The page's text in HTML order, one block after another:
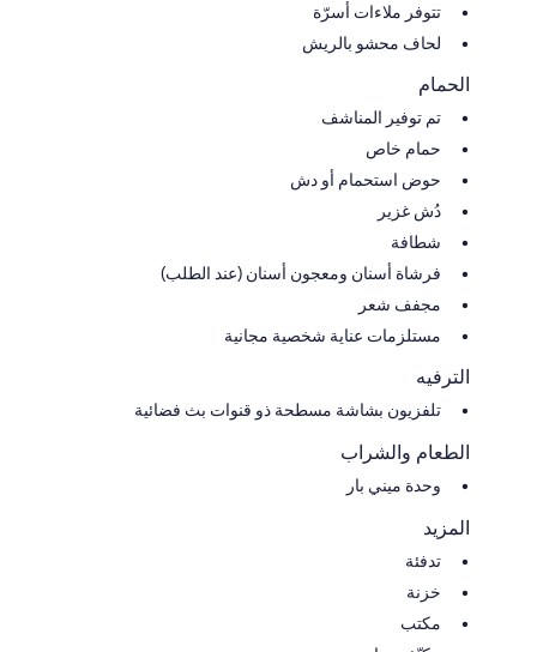
تتوفر ملاءات أسرّة
لحاف محشو بالريش
الحمام
تم توفير المناشف
حمام خاص
حوض استحمام أو دش
دُش غزير
شطافة
فرشاة أسنان ومعجون أسنان (عند الطلب)
مجفف شعر
مستلزمات عناية شخصية مجانية
الترفيه
تلفزيون بشاشة مسطحة ذو قنوات بث فضائية
الطعام والشراب
وحدة ميني بار
المزيد
تدفئة
خزنة
مكتب